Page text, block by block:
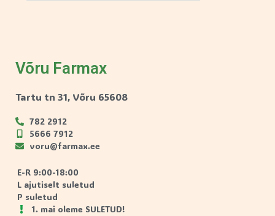
Võru Farmax
Tartu tn 31, Võru 65608
782 2912
5666 7912
voru@farmax.ee
E-R 9:00-18:00
L ajutiselt suletud
P suletud
1. mai oleme SULETUD!